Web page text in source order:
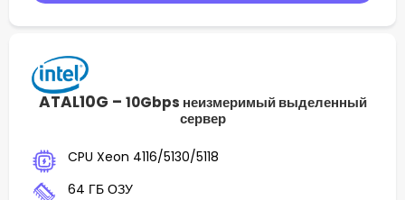
ATAL10G – 10Gbps неизмеримый выделенный
сервер
CPU Xeon 4116/5130/5118
64 ГБ ОЗУ